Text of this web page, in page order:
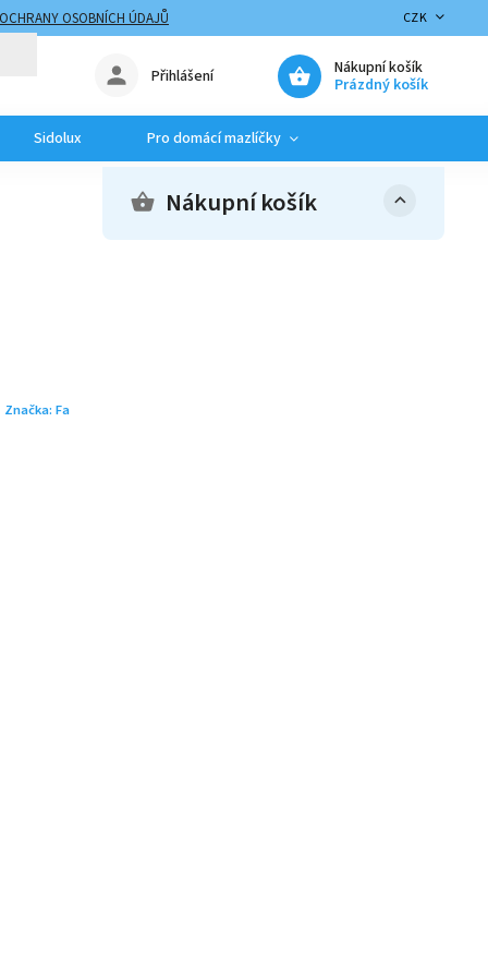
OSOBNÍCH ÚDAJŮ CZK
Nákupní košík
Prázdný košík
Přihlášení
Sidolux Pro domácí mazlíčky
Nákupní košík
Značka: Fa